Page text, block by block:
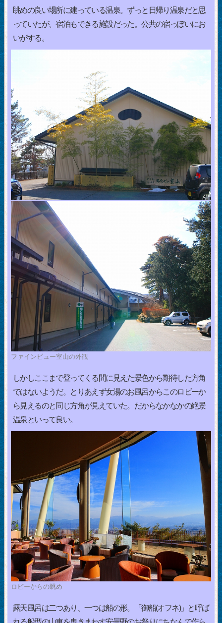
眺めの良い場所に建っている温泉。ずっと日帰り温泉だと思
っていたが、宿泊もできる施設だった。公共の宿っぽいにお
いがする。
ファインビュー室山の外観
しかしここまで登ってくる間に見えた景色から期待した方角
ではないようだ。とりあえず女湯のお風呂からこのロビーか
ら見えるのと同じ方角が見えていた。だからなかなかの絶景
温泉といって良い。
ロビーからの眺め
露天風呂は二つあり、一つは船の形。「御船(オフネ)」と呼ば